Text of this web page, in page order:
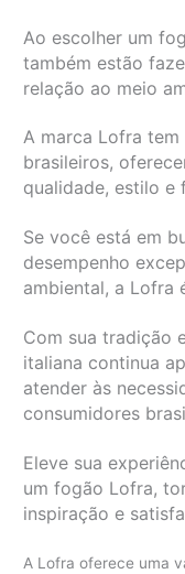
Ao escolher um
também estão
relação ao meio
A marca Lofra
brasileiros,
qualidade, estilo e
Se você está em
desempenho
ambiental, a Lofra
Com sua tradição
italiana continua
atender às
consumidores
Eleve sua
um fogão Lofra,
inspiração e
A Lofra oferece uma